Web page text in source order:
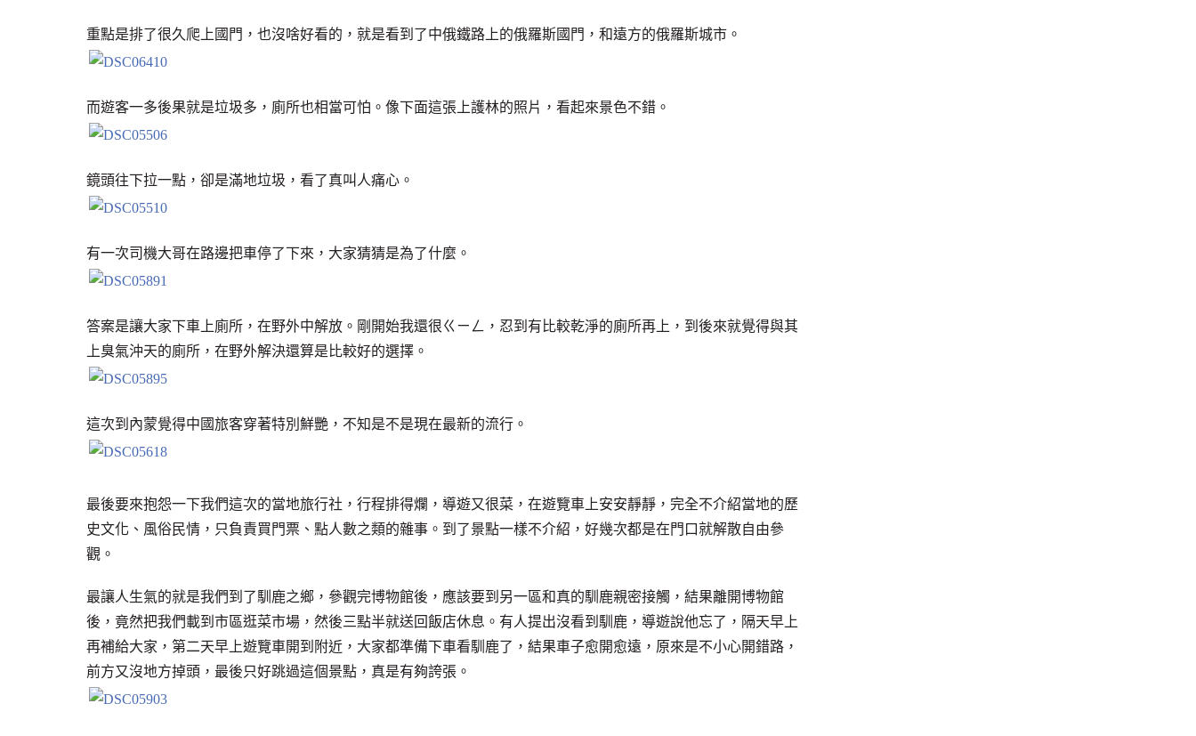
重點是排了很久爬上國門，也沒啥好看的，就是看到了中俄鐵路上的俄羅斯國門，和遠方的俄羅斯城市。
而遊客一多後果就是垃圾多，廁所也相當可怕。像下面這張上護林的照片，看起來景色不錯。
鏡頭往下拉一點，卻是滿地垃圾，看了真叫人痛心。
有一次司機大哥在路邊把車停了下來，大家猜猜是為了什麼。
答案是讓大家下車上廁所，在野外中解放。剛開始我還很ㄍㄧㄥ，忍到有比較乾淨的廁所再上，到後來就覺得與其
上臭氣沖天的廁所，在野外解決還算是比較好的選擇。
這次到內蒙覺得中國旅客穿著特別鮮艷，不知是不是現在最新的流行。
最後要來抱怨一下我們這次的當地旅行社，行程排得爛，導遊又很菜，在遊覽車上安安靜靜，完全不介紹當地的歷
史文化、風俗民情，只負責買門票、點人數之類的雜事。到了景點一樣不介紹，好幾次都是在門口就解散自由參
觀。
最讓人生氣的就是我們到了馴鹿之鄉，參觀完博物館後，應該要到另一區和真的馴鹿親密接觸，結果離開博物館
後，竟然把我們載到市區逛菜市場，然後三點半就送回飯店休息。有人提出沒看到馴鹿，導遊說他忘了，隔天早上
再補給大家，第二天早上遊覽車開到附近，大家都準備下車看馴鹿了，結果車子愈開愈遠，原來是不小心開錯路，
前方又沒地方掉頭，最後只好跳過這個景點，真是有夠誇張。